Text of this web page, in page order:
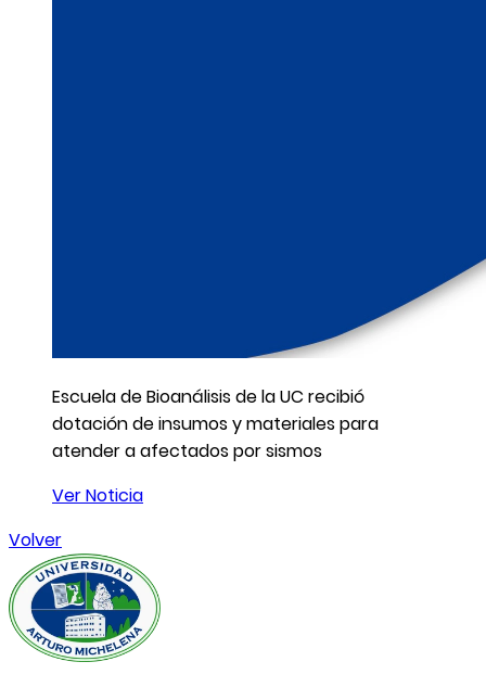
Escuela de Bioanálisis de la UC recibió
dotación de insumos y materiales para
atender a afectados por sismos
Ver Noticia
Volver